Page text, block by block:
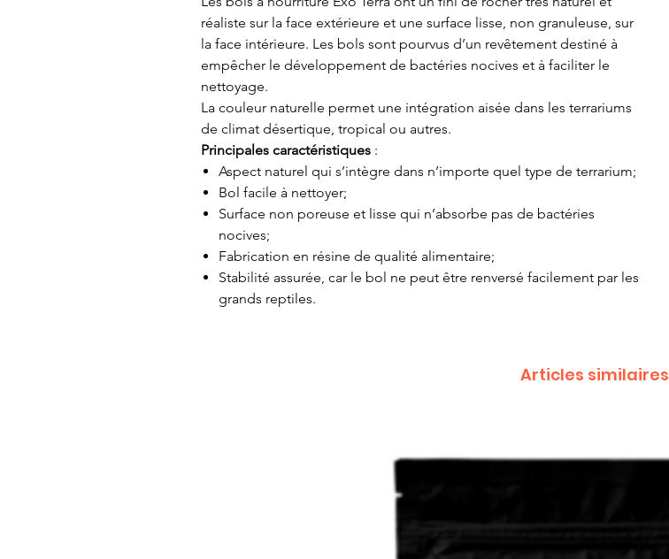
réaliste sur la face extérieure et une surface lisse, non granuleuse, sur
la face intérieure. Les bols sont pourvus d’un revêtement destiné à
empêcher le développement de bactéries nocives et à faciliter le
nettoyage.
La couleur naturelle permet une intégration aisée dans les terrariums
de climat désertique, tropical ou autres.
Principales caractéristiques :
Aspect naturel qui s’intègre dans n’importe quel type de terrarium;
Bol facile à nettoyer;
Surface non poreuse et lisse qui n’absorbe pas de bactéries
nocives;
Fabrication en résine de qualité alimentaire;
Stabilité assurée, car le bol ne peut être renversé facilement par les
grands reptiles.
Articles similaires